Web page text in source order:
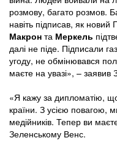
розмову, багато розмов.
навіть підписав, як новий
Макрон та Меркель
далі не піде. Підписали
угоду, не обмінювався
маєте на увазі», – заявив
«Я кажу за дипломатію,
країни. З усією повагою,
медійників. Тепер ви
Зеленському Венс.